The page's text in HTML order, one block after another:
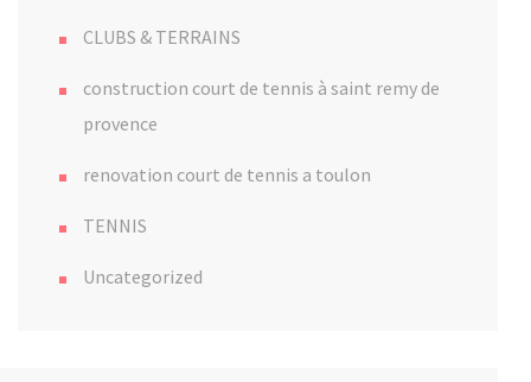
CLUBS & TERRAINS
construction court de tennis à saint remy de
provence
renovation court de tennis a toulon
TENNIS
Uncategorized